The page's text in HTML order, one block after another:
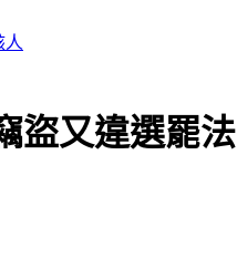
盜又違選罷法